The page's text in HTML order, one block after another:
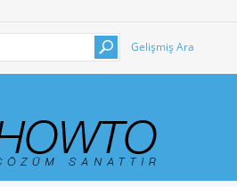
Gelişmiş Ara